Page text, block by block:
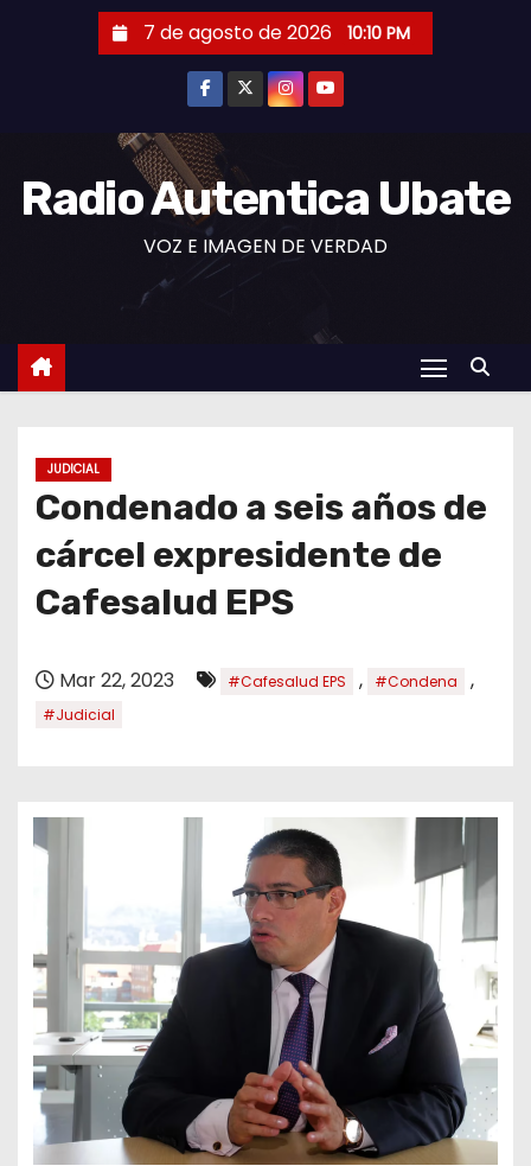
7 de agosto de 2026 10:10 PM
Radio Autentica Ubate
VOZ E IMAGEN DE VERDAD
JUDICIAL
Condenado a seis años de
cárcel expresidente de
Cafesalud EPS
Mar 22, 2023 #Cafesalud EPS , #Condena ,
#Judicial